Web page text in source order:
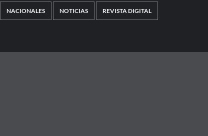
NACIONALES NOTICIAS REVISTA DIGITAL